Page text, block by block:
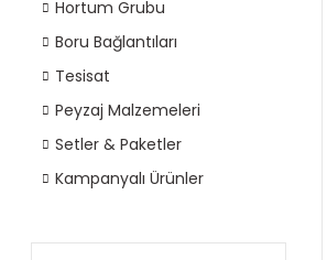
Hortum Grubu
Boru Bağlantıları
Tesisat
Peyzaj Malzemeleri
Setler & Paketler
Kampanyalı Ürünler